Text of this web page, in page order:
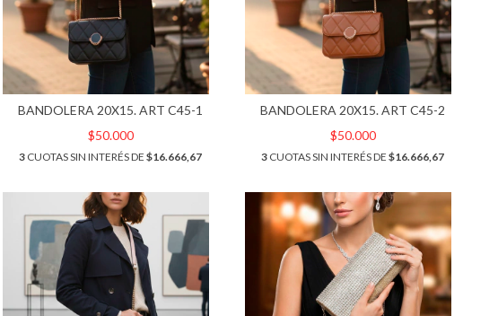
BANDOLERA 20X15. ART C45-1
$50.000
3 CUOTAS SIN INTERÉS DE$16.666,67
BANDOLERA 20X15. ART C45-2
$50.000
3 CUOTAS SIN INTERÉS DE$16.666,67